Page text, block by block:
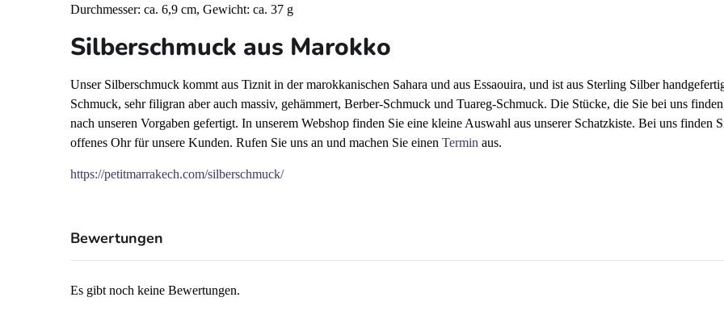
Durchmesser: ca. 6,9 cm, Gewicht: ca. 37 g
Silberschmuck aus Marokko
Unser Silberschmuck kommt aus Tiznit in der marokkanischen Sahara und aus Essaouira, und ist aus Sterling Silber
Schmuck, sehr filigran aber auch massiv, gehämmert, Berber-Schmuck und Tuareg-Schmuck. Die Stücke, die Sie bei uns
nach unseren Vorgaben gefertigt. In unserem Webshop finden Sie eine kleine Auswahl aus unserer Schatzkiste. Bei uns finden
offenes Ohr für unsere Kunden. Rufen Sie uns an und machen Sie einen Termin aus.
https://petitmarrakech.com/silberschmuck/
Bewertungen
Es gibt noch keine Bewertungen.